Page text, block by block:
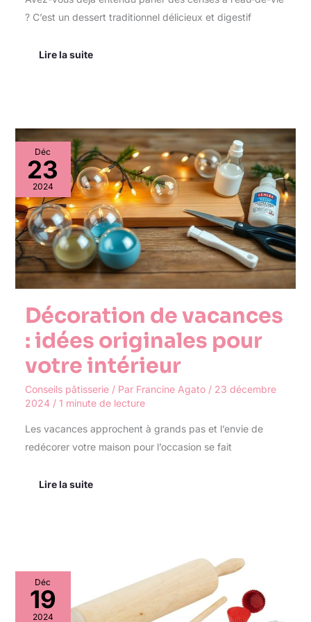
? C’est un dessert traditionnel délicieux et digestif
Lire la suite
Déc
23
2024
Décoration de vacances
: idées originales pour
votre intérieur
Conseils pâtisserie/ Par Francine Agato / 23 décembre
2024 / 1 minute de lecture
Les vacances approchent à grands pas et l’envie de
redécorer votre maison pour l’occasion se fait
Décoration
de
vacances
:
idées
originales
pour
votre
intérieur
Lire la suite
Déc
19
2024
Quels
équipements
sont
indispensables